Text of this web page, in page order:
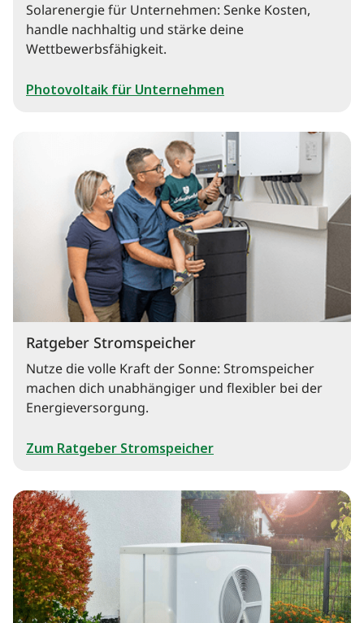
Solarenergie für Unternehmen: Senke Kosten,
handle nachhaltig und stärke deine
Wettbewerbsfähigkeit.
Photovoltaik für Unternehmen
Ratgeber Stromspeicher
Nutze die volle Kraft der Sonne: Stromspeicher
machen dich unabhängiger und flexibler bei der
Energieversorgung.
Zum Ratgeber Stromspeicher